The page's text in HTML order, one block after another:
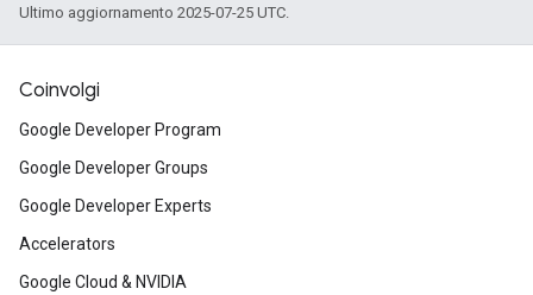
Ultimo aggiornamento 2025-07-25 UTC.
Coinvolgi
Google Developer Program
Google Developer Groups
Google Developer Experts
Accelerators
Google Cloud & NVIDIA